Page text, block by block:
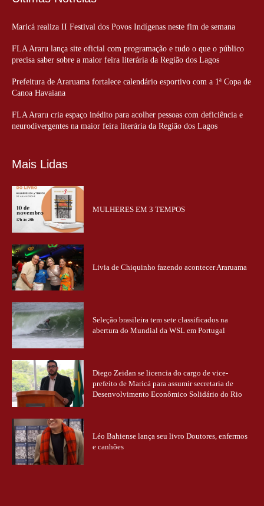
Maricá realiza II Festival dos Povos Indígenas neste fim de semana
FLA Araru lança site oficial com programação e tudo o que o público
precisa saber sobre a maior feira literária da Região dos Lagos
Prefeitura de Araruama fortalece calendário esportivo com a 1ª Copa de
Canoa Havaiana
FLA Araru cria espaço inédito para acolher pessoas com deficiência e
neurodivergentes na maior feira literária da Região dos Lagos
Mais Lidas
MULHERES EM 3 TEMPOS
Livia de Chiquinho fazendo acontecer Araruama
Seleção brasileira tem sete classificados na
abertura do Mundial da WSL em Portugal
Diego Zeidan se licencia do cargo de vice-
prefeito de Maricá para assumir secretaria de
Desenvolvimento Econômico Solidário do Rio
Léo Bahiense lança seu livro Doutores, enfermos
e canhões